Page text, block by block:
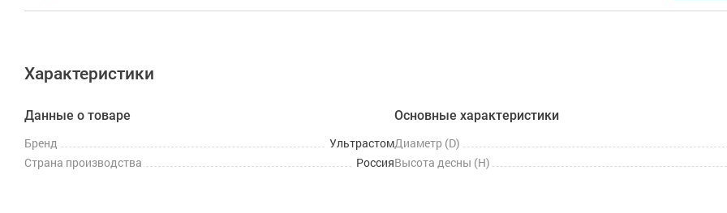
Характеристики
Данные о товаре
Бренд
Ультрастом
Страна производства
Россия
Основные характеристики
Диаметр (D)
Высота десны (H)